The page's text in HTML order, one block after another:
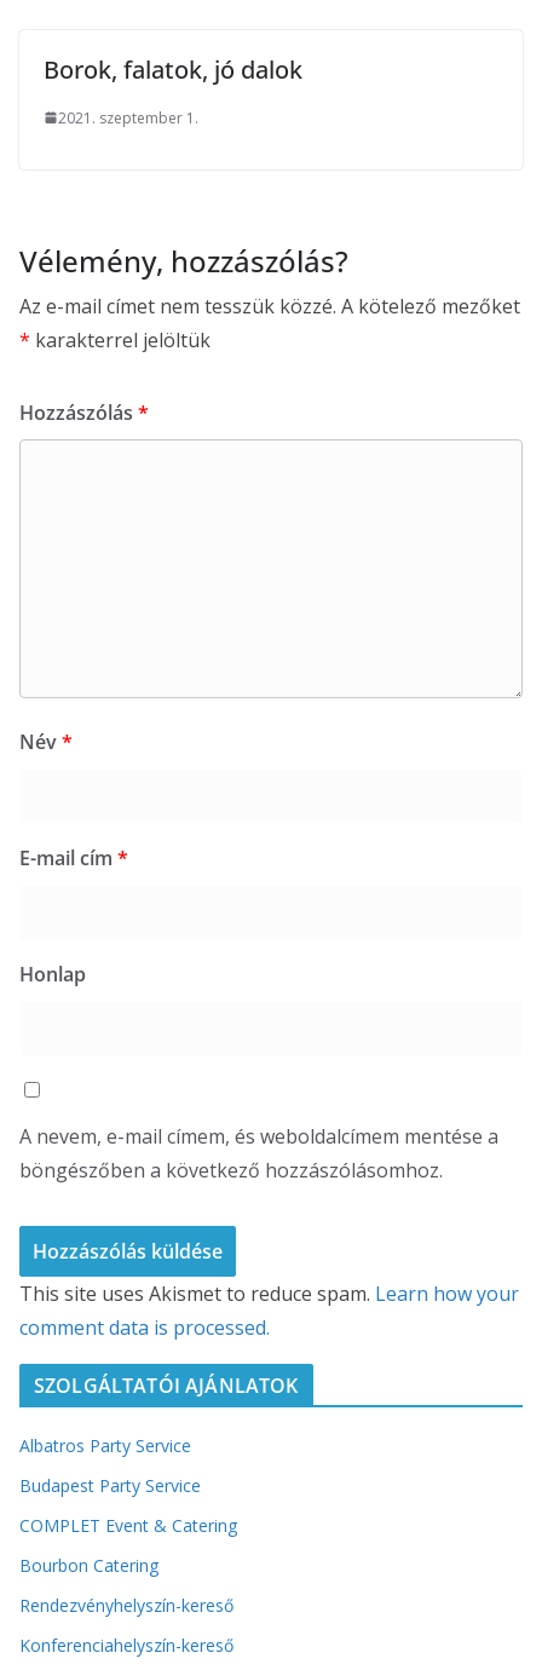
Borok, falatok, jó dalok
2021. szeptember 1.
Vélemény, hozzászólás?
Az e-mail címet nem tesszük közzé. A kötelező mezőket
* karakterrel jelöltük
Hozzászólás *
Név*
E-mail cím *
Honlap
A nevem, e-mail címem, és weboldalcímem mentése a
böngészőben a következő hozzászólásomhoz.
This site uses Akismet to reduce spam. Learn how your
comment data is processed.
SZOLGÁLTATÓI AJÁNLATOK
Albatros Party Service
Budapest Party Service
COMPLET Event & Catering
Bourbon Catering
Rendezvényhelyszín-kereső
Konferenciahelyszín-kereső